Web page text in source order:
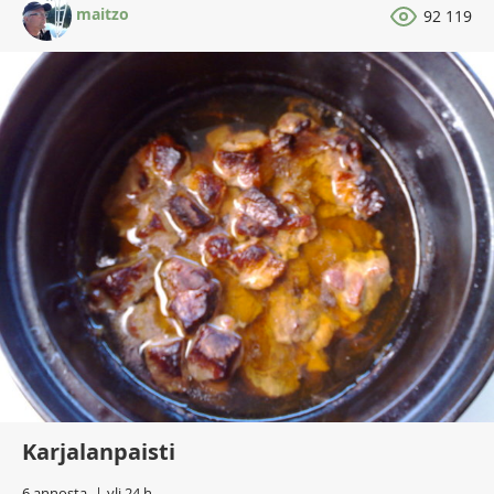
maitzo 92 119
Karjalanpaisti